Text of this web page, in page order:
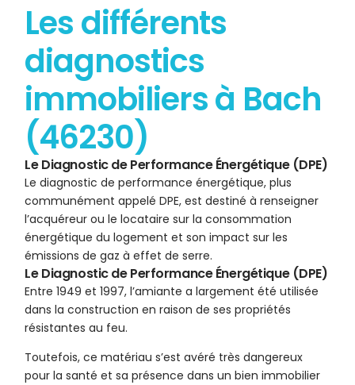
Les différents
diagnostics
immobiliers à Bach
(46230)
Le Diagnostic de Performance Énergétique (DPE)
Le diagnostic de performance énergétique, plus
communément appelé DPE, est destiné à renseigner
l’acquéreur ou le locataire sur la consommation
énergétique du logement et son impact sur les
émissions de gaz à effet de serre.
Le Diagnostic de Performance Énergétique (DPE)
Entre 1949 et 1997, l’amiante a largement été utilisée
dans la construction en raison de ses propriétés
résistantes au feu.
Toutefois, ce matériau s’est avéré très dangereux
pour la santé et sa présence dans un bien immobilier